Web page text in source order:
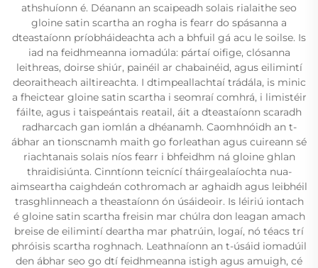
athshuíonn é. Déanann an scaipeadh solais rialaithe seo
gloine satin scartha an rogha is fearr do spásanna a
dteastaíonn príobháideachta ach a bhfuil gá acu le soilse. Is
iad na feidhmeanna iomadúla: pártaí oifige, clósanna
leithreas, doirse shiúr, painéil ar chabainéid, agus eilimintí
deoraitheach ailtireachta. I dtimpeallachtaí trádála, is minic
a fheictear gloine satin scartha i seomraí comhrá, i limistéir
fáilte, agus i taispeántais reatail, áit a dteastaíonn scaradh
radharcach gan iomlán a dhéanamh. Caomhnóidh an t-
ábhar an tionscnamh maith go forleathan agus cuireann sé
riachtanais solais níos fearr i bhfeidhm ná gloine ghlan
thraidisiúnta. Cinntíonn teicnící tháirgealaíochta nua-
aimseartha caighdeán cothromach ar aghaidh agus leibhéil
trasghlinneach a theastaíonn ón úsáideoir. Is léiriú iontach
é gloine satin scartha freisin mar chúlra don leagan amach
breise de eilimintí deartha mar phatrúin, logaí, nó téacs trí
phróisis scartha roghnach. Leathnaíonn an t-úsáid iomadúil
den ábhar seo go dtí feidhmeanna istigh agus amuigh, cé